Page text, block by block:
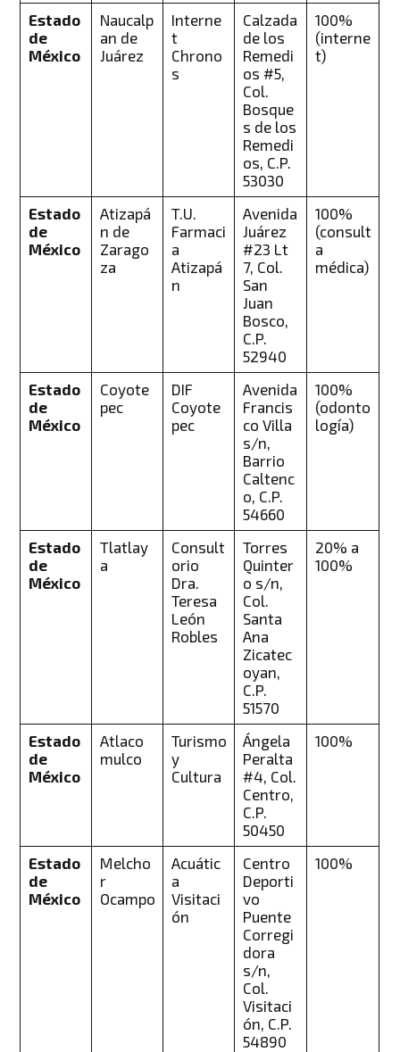
Estado
de
México
Naucalp
an de
Juárez
Interne
t
Chrono
s
Calzada
de los
Remedi
os #5,
Col.
Bosque
s de los
Remedi
os, C.P.
53030
100%
(interne
t)
Estado
de
México
Atizapá
n de
Zarago
za
T.U.
Farmaci
a
Atizapá
n
Avenida
Juárez
#23 Lt
7, Col.
San
Juan
Bosco,
C.P.
52940
100%
(consult
a
médica)
Estado
de
México
Coyote
pec
DIF
Coyote
pec
Avenida
Francis
co Villa
s/n,
Barrio
Caltenc
o, C.P.
54660
100%
(odonto
logía)
Estado
de
México
Tlatlay
a
Consult
orio
Dra.
Teresa
León
Robles
Torres
Quinter
o s/n,
Col.
Santa
Ana
Zicatec
oyan,
C.P.
51570
20% a
100%
Estado
de
México
Atlaco
mulco
Turismo
y
Cultura
Ángela
Peralta
#4, Col.
Centro,
C.P.
50450
100%
Estado
de
México
Melcho
r
Ocampo
Acuátic
a
Visitaci
ón
Centro
Deporti
vo
Puente
Corregi
dora
s/n,
Col.
Visitaci
ón, C.P.
54890
100%